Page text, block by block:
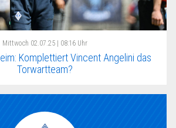
Mittwoch 02.07.25 | 08:16 Uhr
Komplettiert Vincent Angelini das
Torwartteam?